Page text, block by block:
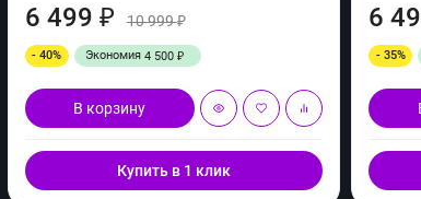
6 499 ₽ 10 999₽
- 40% Экономия 4 500 ₽
В корзину
Купить в 1 клик
6
- 35%